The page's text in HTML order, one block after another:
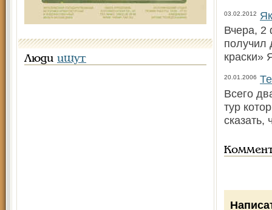
Люди ищут
03.02.2012
Вчера, 2
получил
краски»
20.01.2006
Всего
тур
сказать,